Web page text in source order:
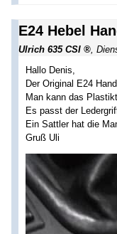
E24 Hebel
Ulrich 635 CSI
Hallo Denis,
Der Original E24
Man kann das
Es passt der
Ein Sattler hat die
Gruß Uli